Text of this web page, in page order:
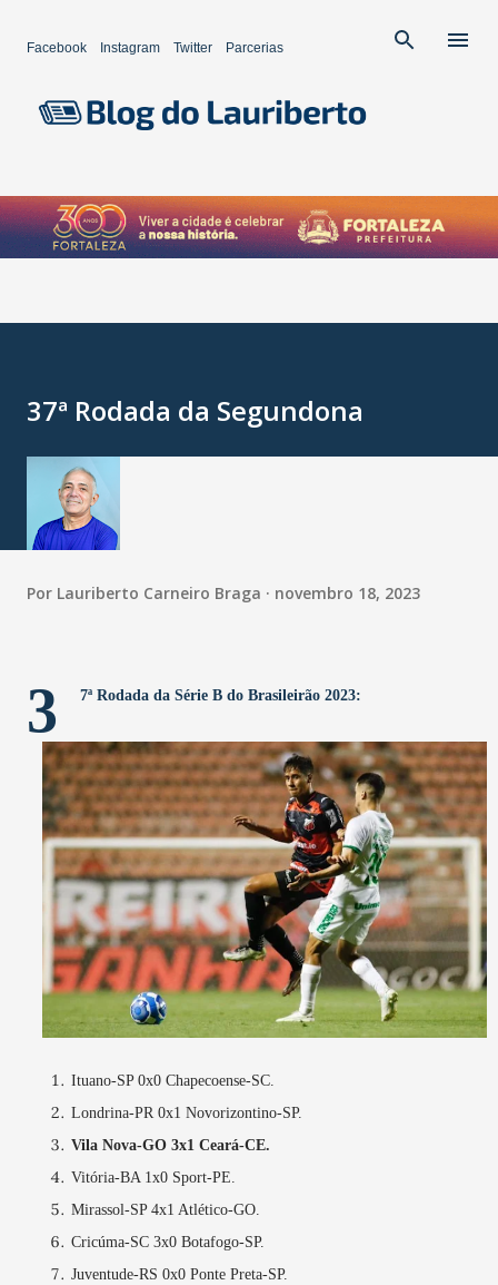
Facebook Instagram Twitter Parcerias
37ª Rodada da Segundona
Por Lauriberto Carneiro Braga novembro 18, 2023
3 7ª Rodada da Série B do Brasileirão 2023:
Ituano-SP 0x0 Chapecoense-SC.
Londrina-PR 0x1 Novorizontino-SP.
Vila Nova-GO 3x1 Ceará-CE.
Vitória-BA 1x0 Sport-PE.
Mirassol-SP 4x1 Atlético-GO.
Cricúma-SC 3x0 Botafogo-SP.
Juventude-RS 0x0 Ponte Preta-SP.